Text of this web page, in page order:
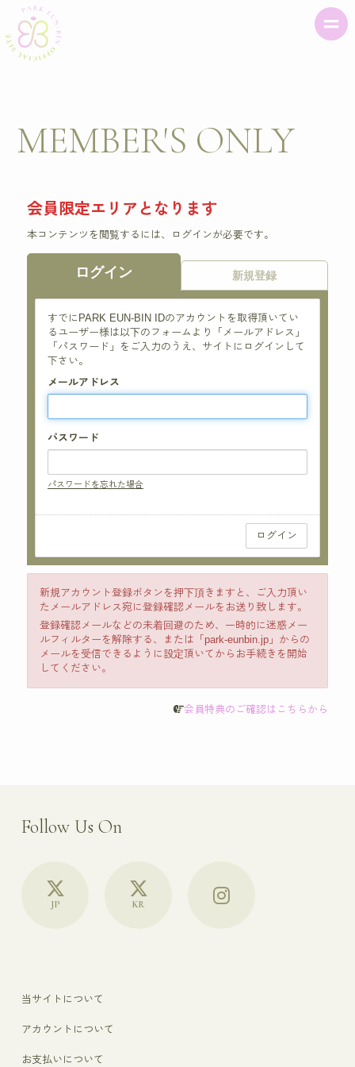
MEMBER'S ONLY
会員限定エリアとなります
本コンテンツを閲覧するには、ログインが必要です。
ログイン 新規登録
すでにPARK EUN-BIN IDのアカウントを取得頂いてい
るユーザー様は以下のフォームより「メールアドレス」
「パスワード」をご入力のうえ、サイトにログインして
下さい。
メールアドレス
パスワード
パスワードを忘れた場合
新規アカウント登録ボタンを押下頂きますと、ご入力頂い
たメールアドレス宛に登録確認メールをお送り致します。
登録確認メールなどの未着回避のため、一時的に迷惑メー
ルフィルターを解除する、または「park-eunbin.jp」からの
メールを受信できるように設定頂いてからお手続きを開始
してください。
会員特典のご確認はこちらから
Follow Us On
JP KR
当サイトについて
アカウントについて
お支払いについて